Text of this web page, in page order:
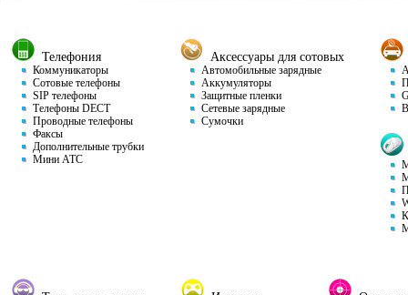
Телефония
Коммуникаторы
Сотовые телефоны
SIP телефоны
Телефоны DECT
Проводные телефоны
Факсы
Дополнительные трубки
Мини АТС
Аксессуары для сотовых
Автомобильные зарядные
Аккумуляторы
Защитные пленки
Сетевые зарядные
Сумочки